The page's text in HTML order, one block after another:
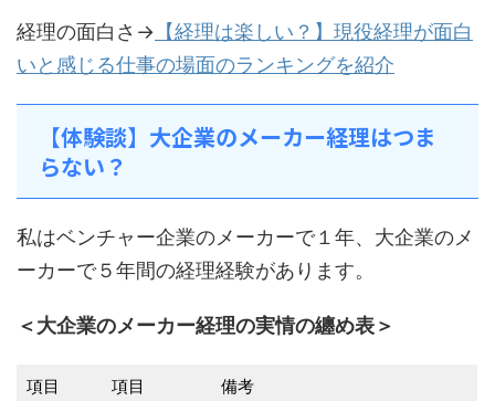
経理の面白さ→ 【経理は楽しい？】現役経理が面白
いと感じる仕事の場面のランキングを紹介
【体験談】大企業のメーカー経理はつま
らない？
私はベンチャー企業のメーカーで１年、大企業のメ
ーカーで５年間の経理経験があります。
＜大企業のメーカー経理の実情の纏め表＞
項目 項目 備考